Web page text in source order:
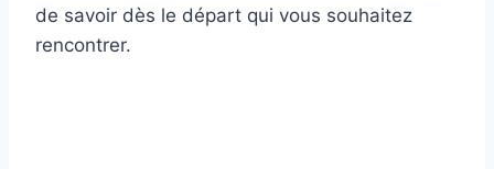
de savoir dès le départ qui vous souhaitez
rencontrer.